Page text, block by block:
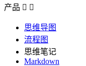
产品  
思维导图
流程图
思维笔记
Markdown